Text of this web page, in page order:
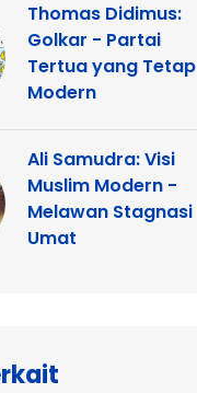
Thomas Didimus:
Golkar - Partai
Tertua yang Tetap
Modern
Ali Samudra: Visi
Muslim Modern -
Melawan Stagnasi
Umat